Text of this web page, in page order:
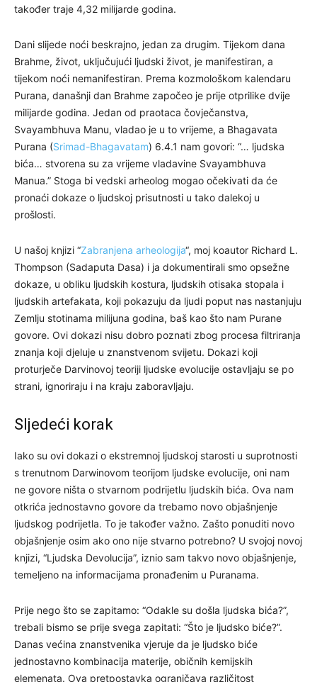
također traje 4,32 milijarde godina.
Dani slijede noći beskrajno, jedan za drugim. Tijekom dana
Brahme, život, uključujući ljudski život, je manifestiran, a
tijekom noći nemanifestiran. Prema kozmološkom kalendaru
Purana, današnji dan Brahme započeo je prije otprilike dvije
milijarde godina. Jedan od praotaca čovječanstva,
Svayambhuva Manu, vladao je u to vrijeme, a Bhagavata
Purana (Srimad-Bhagavatam) 6.4.1 nam govori: “… ljudska
bića… stvorena su za vrijeme vladavine Svayambhuva
Manua.” Stoga bi vedski arheolog mogao očekivati da će
pronaći dokaze o ljudskoj prisutnosti u tako dalekoj u
prošlosti.
U našoj knjizi “Zabranjena arheologija“, moj koautor Richard L.
Thompson (Sadaputa Dasa) i ja dokumentirali smo opsežne
dokaze, u obliku ljudskih kostura, ljudskih otisaka stopala i
ljudskih artefakata, koji pokazuju da ljudi poput nas nastanjuju
Zemlju stotinama milijuna godina, baš kao što nam Purane
govore. Ovi dokazi nisu dobro poznati zbog procesa filtriranja
znanja koji djeluje u znanstvenom svijetu. Dokazi koji
proturječe Darvinovoj teoriji ljudske evolucije ostavljaju se po
strani, ignoriraju i na kraju zaboravljaju.
Sljedeći korak
Iako su ovi dokazi o ekstremnoj ljudskoj starosti u suprotnosti
s trenutnom Darwinovom teorijom ljudske evolucije, oni nam
ne govore ništa o stvarnom podrijetlu ljudskih bića. Ova nam
otkrića jednostavno govore da trebamo novo objašnjenje
ljudskog podrijetla. To je također važno. Zašto ponuditi novo
objašnjenje osim ako ono nije stvarno potrebno? U svojoj novoj
knjizi, “Ljudska Devolucija”, iznio sam takvo novo objašnjenje,
temeljeno na informacijama pronađenim u Puranama.
Prije nego što se zapitamo: “Odakle su došla ljudska bića?”,
trebali bismo se prije svega zapitati: “Što je ljudsko biće?”.
Danas većina znanstvenika vjeruje da je ljudsko biće
jednostavno kombinacija materije, običnih kemijskih
elemenata. Ova pretpostavka ograničava različitost